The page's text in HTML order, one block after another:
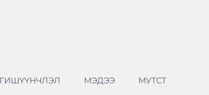
ГИШҮҮНЧЛЭЛ МЭДЭЭ МУТСТ